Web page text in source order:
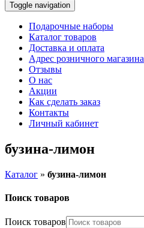
Toggle navigation
Подарочные наборы
Каталог товаров
Доставка и оплата
Адрес розничного магазина
Отзывы
О нас
Акции
Как сделать заказ
Контакты
Личный кабинет
бузина-лимон
Каталог » бузина-лимон
Поиск товаров
Поиск товаров